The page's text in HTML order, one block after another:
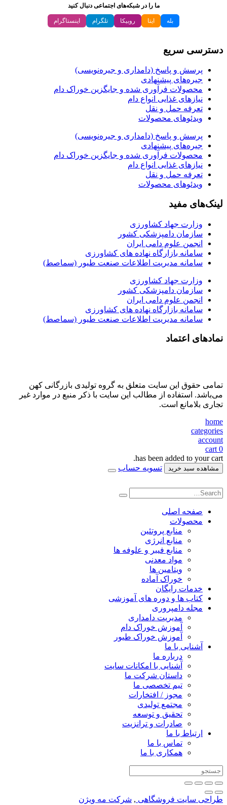
ما را در شبکه‌های اجتماعی دنبال کنید
بله ایتا روبیکا تلگرام اینستاگرام
دسترسی سریع
پرسش و پاسخ (دامداری و جیره‌نویسی)
جیره‌های پیشنهادی
محصولات فرآوری شده و جایگزین خوراک دام
نیازهای غذایی انواع دام
تعرفه حمل و نقل
ویدئو‌های محصولات
پرسش و پاسخ (دامداری و جیره‌نویسی)
جیره‌های پیشنهادی
محصولات فرآوری شده و جایگزین خوراک دام
نیازهای غذایی انواع دام
تعرفه حمل و نقل
ویدئو‌های محصولات
لینک‌های مفید
وزارت جهاد کشاورزی
سازمان دامپزشکی کشور
انجمن علوم دامی ایران
سامانه بازارگاه نهاده های کشاورزی
سامانه مدیریت اطلاعات صنعت طیور (سماصط)
وزارت جهاد کشاورزی
سازمان دامپزشکی کشور
انجمن علوم دامی ایران
سامانه بازارگاه نهاده های کشاورزی
سامانه مدیریت اطلاعات صنعت طیور (سماصط)
نمادهای اعتماد
تمامی حقوق این سایت متعلق به گروه تولیدی بازرگانی کهن
می‌باشد. استفاده از مطالب این سایت با ذکر منبع در موارد غیر
تجاری بلامانع است.
home
categories
account
0
cart
has been added to your cart.
مشاهده سبد خرید تسویه حساب
صفحه اصلی
محصولات
منابع پروتئین
منابع انرژی
منابع فیبر و علوفه‌ ها
مواد معدنی
ویتامین ها
خوراک آماده
خدمات رایگان
کتاب‌ ها و دوره های آموزشی
مجله دامپروری
مدیریت دامداری
آموزش خوراک دام
آموزش خوراک طیور
آشنایی با ما
درباره ما
آشنایی با امکانات سایت
داستان شرکت ما
تیم تخصصی ما
مجوز / افتخارات
مجتمع تولیدی
تحقیق و توسعه
صادرات و ترانزیت
ارتباط با ما
تماس با ما
همکاری با ما
طراحی سایت فروشگاهی , شرکت مه ویژن